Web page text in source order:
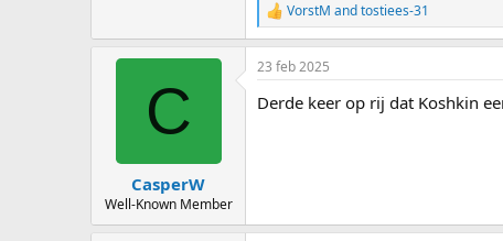
R
e
a
c
i
VorstM andtostiees-31
C
CasperW
Well-Known Member
23 feb 2025
Derde keer op rij dat Koshkin